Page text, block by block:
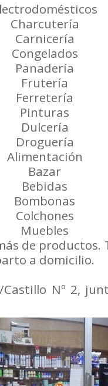
Charcutería
Carnicería
Congelados
Panadería
Frutería
Ferretería
Pinturas
Dulcería
Droguería
Alimentación
Bazar
Bebidas
Bombonas
Colchones
Muebles
de productos.
a domicilio.
Castillo Nº 2,